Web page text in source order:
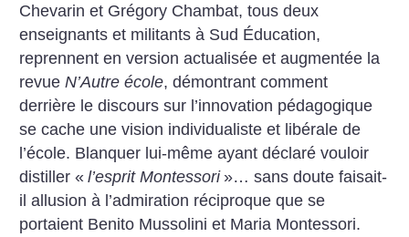
Chevarin et Grégory Chambat, tous deux
enseignants et militants à Sud Éducation,
reprennent en version actualisée et augmentée la
revueN’Autre école, démontrant comment
derrière le discours sur l’innovation pédagogique
se cache une vision individualiste et libérale de
l’école. Blanquer lui-même ayant déclaré vouloir
distiller « l’esprit Montessori »… sans doute faisait-
il allusion à l’admiration réciproque que se
portaient Benito Mussolini et Maria Montessori.